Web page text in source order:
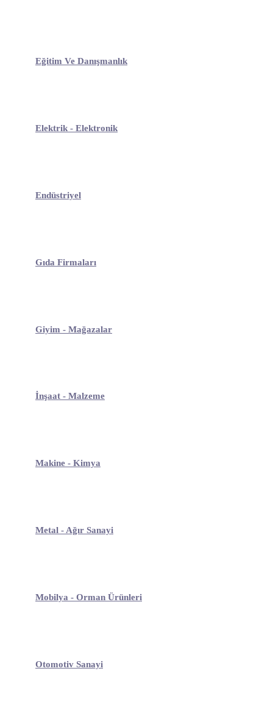
Eğitim Ve Danışmanlık
Elektrik - Elektronik
Endüstriyel
Gıda Firmaları
Giyim - Mağazalar
İnşaat - Malzeme
Makine - Kimya
Metal - Ağır Sanayi
Mobilya - Orman Ürünleri
Otomotiv Sanayi